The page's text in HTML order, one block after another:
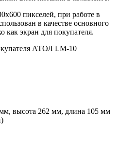
пикселей, при работе в
в качестве основного
как экран для покупателя.
АТОЛ LM-10
высота 262 мм, длина 105 мм